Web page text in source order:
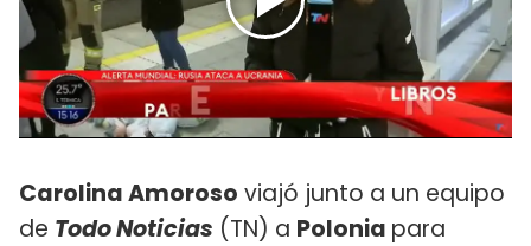
Carolina Amoroso viajó junto a un equipo
de Todo Noticias (TN) a Polonia para